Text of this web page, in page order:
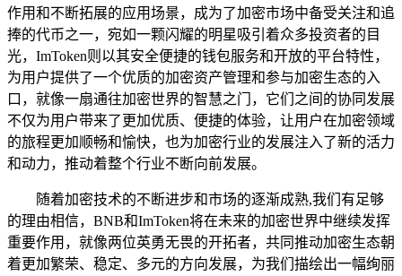
作用和不断拓展的应用场景，成为了加密市场中备受关注和追
捧的代币之一，宛如一颗闪耀的明星吸引着众多投资者的目
光，ImToken则以其安全便捷的钱包服务和开放的平台特性，
为用户提供了一个优质的加密资产管理和参与加密生态的入
口，就像一扇通往加密世界的智慧之门，它们之间的协同发展
不仅为用户带来了更加优质、便捷的体验，让用户在加密领域
的旅程更加顺畅和愉快，也为加密行业的发展注入了新的活力
和动力，推动着整个行业不断向前发展。
随着加密技术的不断进步和市场的逐渐成熟,我们有足够
的理由相信，BNB和ImToken将在未来的加密世界中继续发挥
重要作用，就像两位英勇无畏的开拓者，共同推动加密生态朝
着更加繁荣、稳定、多元的方向发展，为我们描绘出一幅绚丽